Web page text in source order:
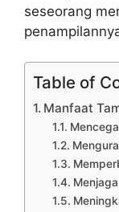
seseorang
Table of
Manfaat